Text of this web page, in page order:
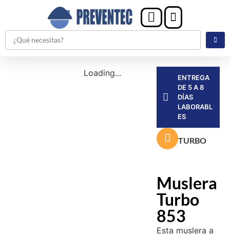
Loading...
ENTREGA
DE 5 A 8
DÍAS
LABORABL
ES
TURBO
Muslera
Turbo
853
Esta muslera a